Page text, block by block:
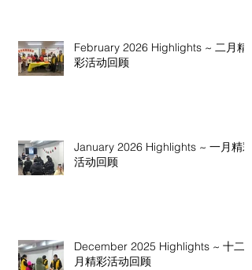
February 2026 Highlights ~ 二月精
彩活动回顾
January 2026 Highlights ~ 一月精彩
活动回顾
December 2025 Highlights ~ 十二
月精彩活动回顾